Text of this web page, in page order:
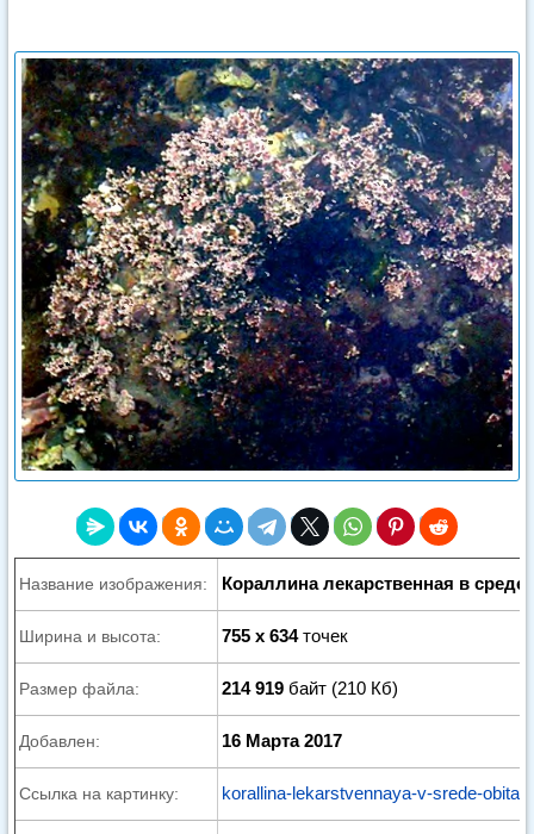
Название изображения: Кораллина лекарственная в среде
Ширина и высота: 755 x 634точек
Размер файла: 214 919 байт (210 Кб)
Добавлен: 16 Марта 2017
Ссылка на картинку: korallina-lekarstvennaya-v-srede-